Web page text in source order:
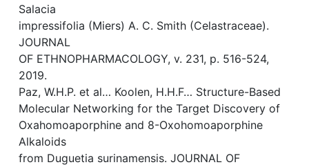
Salacia
impressifolia (Miers) A. C. Smith (Celastraceae).
JOURNAL
OF ETHNOPHARMACOLOGY, v. 231, p. 516-524,
2019.
Paz, W.H.P. et al… Koolen, H.H.F… Structure-Based
Molecular Networking for the Target Discovery of
Oxahomoaporphine and 8-Oxohomoaporphine
Alkaloids
from Duguetia surinamensis. JOURNAL OF